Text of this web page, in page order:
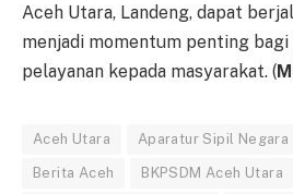
Aceh Utara, Landeng, dapat
menjadi momentum penting
pelayanan kepada masyarakat. (
Aceh Utara Aparatur Sipil Negara
Berita Aceh BKPSDM Aceh Utara